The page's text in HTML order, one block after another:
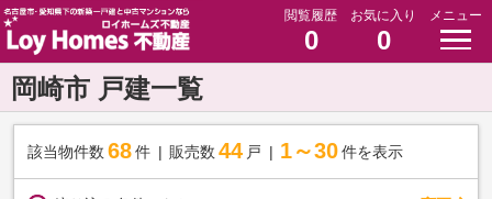
閲覧履歴
0
お気に入り
0
メニュー
岡崎市 戸建一覧
該当物件数 68件 販売数 44 戸 1～30 件を表示